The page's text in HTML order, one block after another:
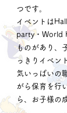
つです。
イベントは
party・World
ものがあり、
っきりイベン
気いっぱいの
がら保育を行
ら、お子様の